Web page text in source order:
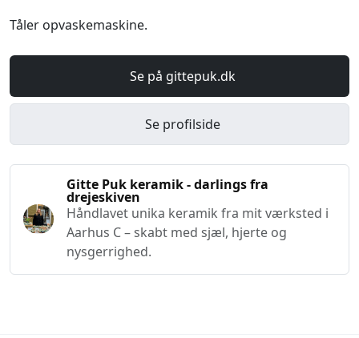
Tåler opvaskemaskine.
Se på gittepuk.dk
Se profilside
Gitte Puk keramik - darlings fra
drejeskiven
Håndlavet unika keramik fra mit værksted i
Aarhus C – skabt med sjæl, hjerte og
nysgerrighed.